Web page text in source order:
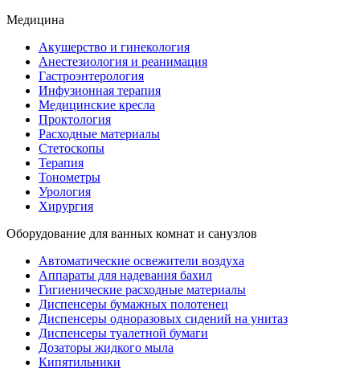
Медицина
Акушерство и гинекология
Анестезиология и реанимация
Гастроэнтерология
Инфузионная терапия
Медицинские кресла
Проктология
Расходные материалы
Стетоскопы
Терапия
Тонометры
Урология
Хирургия
Оборудование для ванных комнат и санузлов
Автоматические освежители воздуха
Аппараты для надевания бахил
Гигиенические расходные материалы
Диспенсеры бумажных полотенец
Диспенсеры одноразовых сидений на унитаз
Диспенсеры туалетной бумаги
Дозаторы жидкого мыла
Кипятильники